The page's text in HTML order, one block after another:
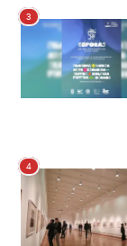
3
4